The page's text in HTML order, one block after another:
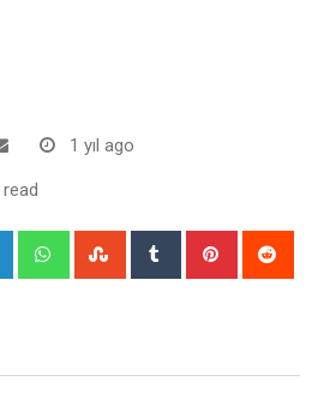
1 yıl ago
LinkedIn WhatsappStumbleUpon
Tumblr Pinterest